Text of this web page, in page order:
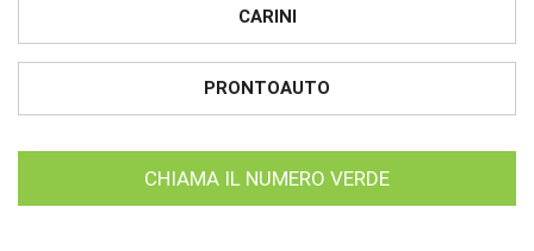
CARINI
PRONTOAUTO
CHIAMA IL NUMERO VERDE